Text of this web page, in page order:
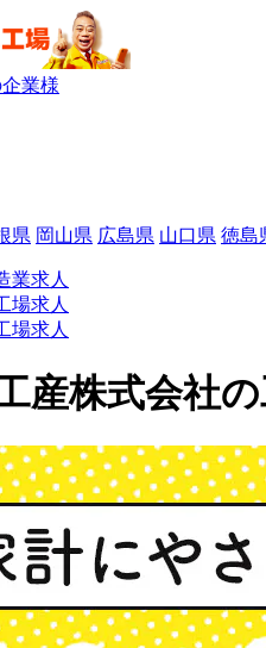
業様
県 岡山県 広島県 山口県 徳島
業求人
場求人
場求人
産株式会社